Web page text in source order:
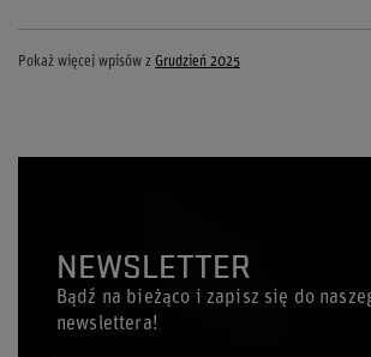
Pokaż więcej wpisów z Grudzień 2025
NEWSLETTER
Bądź na bieżąco i zapisz się do
newslettera!